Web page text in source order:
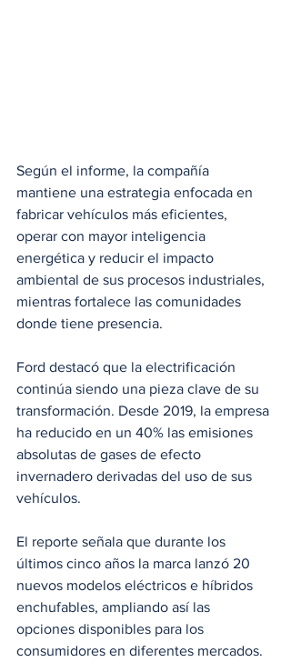
Según el informe, la compañía
mantiene una estrategia enfocada en
fabricar vehículos más eficientes,
operar con mayor inteligencia
energética y reducir el impacto
ambiental de sus procesos industriales,
mientras fortalece las comunidades
donde tiene presencia.
Ford destacó que la electrificación
continúa siendo una pieza clave de su
transformación. Desde 2019, la empresa
ha reducido en un 40% las emisiones
absolutas de gases de efecto
invernadero derivadas del uso de sus
vehículos.
El reporte señala que durante los
últimos cinco años la marca lanzó 20
nuevos modelos eléctricos e híbridos
enchufables, ampliando así las
opciones disponibles para los
consumidores en diferentes mercados.